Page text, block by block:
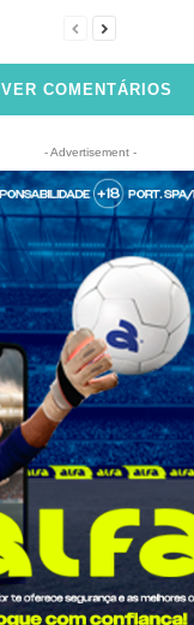
VER COMENTÁRIOS
- Advertisement -